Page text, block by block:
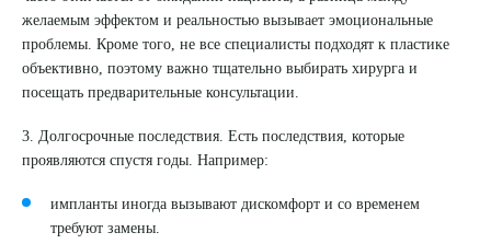
желаемым эффектом и реальностью вызывает эмоциональные
проблемы. Кроме того, не все специалисты подходят к пластике
объективно, поэтому важно тщательно выбирать хирурга и
посещать предварительные консультации.
3. Долгосрочные последствия. Есть последствия, которые
проявляются спустя годы. Например:
импланты иногда вызывают дискомфорт и со временем
требуют замены.
обработку персональных данных
ПОДТВЕРДИТЬ